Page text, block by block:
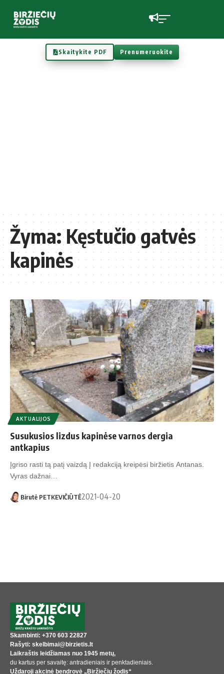
Skaitykite PDF Prenumeruokite
Žyma:Kęstučio gatvės
kapinės
AKTUALIJOS
Susukusios lizdus kapinėse varnos dergia
antkapius
Įgriso rasti tą patį vaizdą Į redakciją kreipėsi biržietis Antanas.
Vyras dažnai…
Birutė PETKEVIČIŪTĖ2021-04-20
Skambinti: +370 603 22827
Rašyti: skelbimai@birzietis.lt
Laikraštis leidžiamas nuo 1945 metų,
du kartus per savaitę: antradieniais ir penktadieniais.
Uždaroji akcinė bendrovė „Biržiečių žodis“